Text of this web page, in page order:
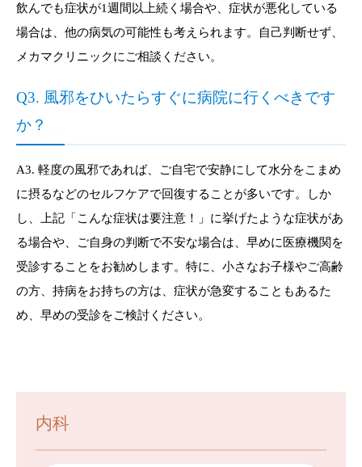
飲んでも症状が1週間以上続く場合や、症状が悪化している
場合は、他の病気の可能性も考えられます。自己判断せず、
メカマクリニックにご相談ください。
Q3. 風邪をひいたらすぐに病院に行くべきです
か？
A3. 軽度の風邪であれば、ご自宅で安静にして水分をこまめ
に摂るなどのセルフケアで回復することが多いです。しか
し、上記「こんな症状は要注意！」に挙げたような症状があ
る場合や、ご自身の判断で不安な場合は、早めに医療機関を
受診することをお勧めします。特に、小さなお子様やご高齢
の方、持病をお持ちの方は、症状が急変することもあるた
め、早めの受診をご検討ください。
内科